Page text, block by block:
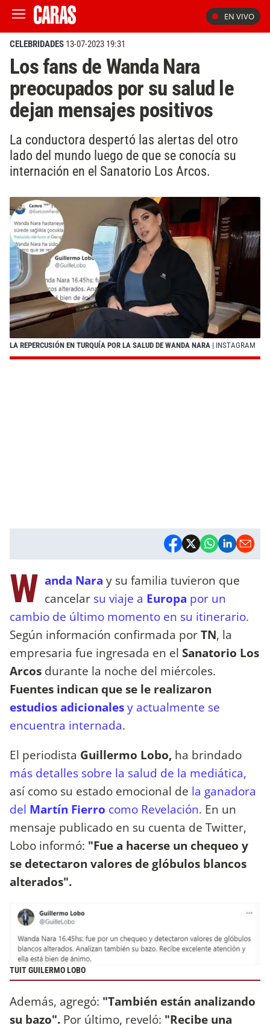
EN VIVO
CELEBRIDADES 13-07-2023 19:31
Los fans de Wanda Nara
preocupados por su salud le
dejan mensajes positivos
La conductora despertó las alertas del otro
lado del mundo luego de que se conocía su
internación en el Sanatorio Los Arcos.
LA REPERCUSIÓN EN TURQUÍA POR LA SALUD DE WANDA NARA | INSTAGRAM
W anda Nara y su familia tuvieron que
cancelar su viaje a Europa por un
cambio de último momento en su itinerario.
Según información confirmada porTN, la
empresaria fue ingresada en el Sanatorio Los
Arcos durante la noche del miércoles.
Fuentes indican que se le realizaron
estudios adicionalesy actualmente se
encuentra internada.
El periodista Guillermo Lobo, ha brindado
más detalles sobre la salud de la mediática,
así como su estado emocional de la ganadora
del Martín Fierro como Revelación. En un
mensaje publicado en su cuenta de Twitter,
Lobo informó: "Fue a hacerse un chequeo y
se detectaron valores de glóbulos blancos
alterados".
TUIT GUILERMO LOBO
Además, agregó: "También están analizando
su bazo". Por último, reveló: "Recibe una